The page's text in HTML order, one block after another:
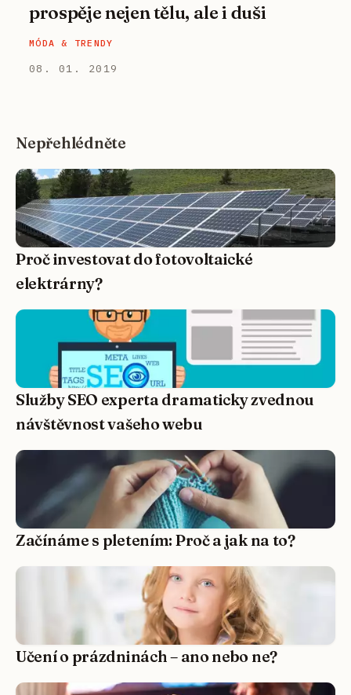
prospěje nejen tělu, ale i duši
MÓDA & TRENDY
08. 01. 2019
Nepřehlédněte
Proč investovat do fotovoltaické
elektrárny?
Služby SEO experta dramaticky zvednou
návštěvnost vašeho webu
Začínáme s pletením: Proč a jak na to?
Učení o prázdninách – ano nebo ne?